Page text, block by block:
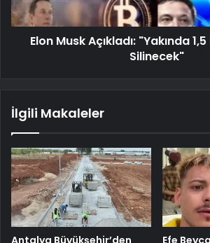
Elon Musk Açıkladı: "Yakında
Silinecek"
İlgili Makaleler
Antalya Büyükşehir’den
Efe